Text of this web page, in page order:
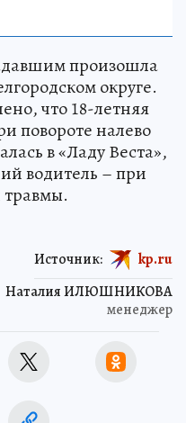
произошла
округе.
что 18-летняя
повороте налево
в «Ладу Веста»,
водитель – при
травмы.
Наталия ИЛЮШНИКОВА
менеджер
Источник: kp.ru